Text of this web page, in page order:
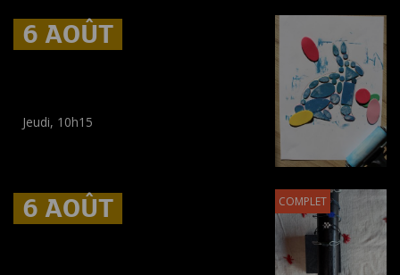
6 AOÛT
6 AOÛT
6 AOÛT
Jeudi, 10h15
6 AOÛT
6 AOÛT
6 AOÛT COMPLET